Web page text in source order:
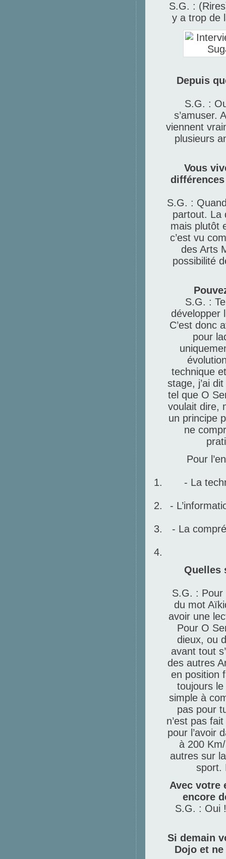
S.G. :
y a trop de
Depuis
S.G. :
s’amuser.
viennent
plusieurs
Vous
différences
S.G. :
partout. La
mais plutôt
c’est vu
des Arts
possibilité
S.G. :
développer
C’est donc
pour
technique
stage, j’ai
tel que O
voulait dire,
un principe
ne
Pour
- La
-
- La
Quelles
S.G. : Pour
du mot
avoir une
Pour O
dieux, ou
avant tout
des autres
en position
toujours
simple à
pas pour
n’est pas
pour l’avoir
à 200
autres sur
sport.
Avec votre
encore
S.G. : Oui
Si demain
Dojo et